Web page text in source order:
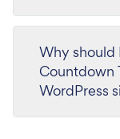
Why should
Countdown
WordPress